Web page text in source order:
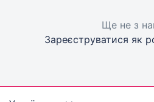
Ще не з
Зареєструватися як